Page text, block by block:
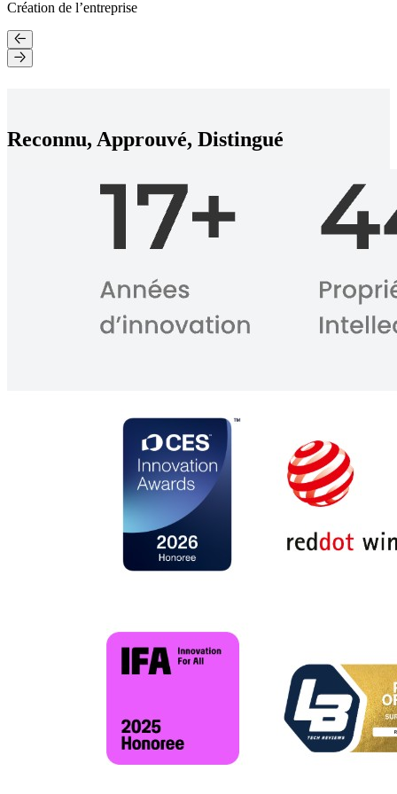
Création de l’entreprise
Reconnu, Approuvé, Distingué